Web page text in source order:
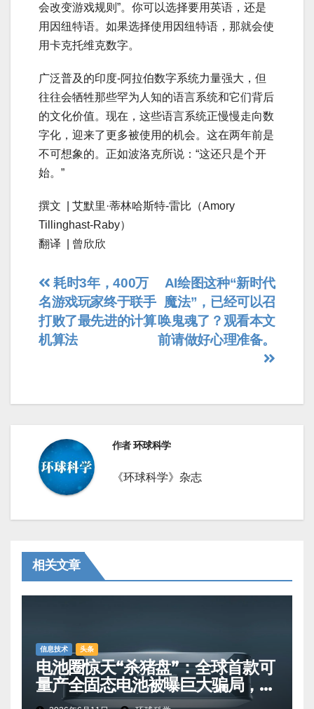
会改变游戏规则”。你可以选择要用英语，还是
用因纽特语。如果选择使用因纽特语，那就会使
用卡克托维克数字。
广泛普及的印度-阿拉伯数字系统力量强大，但
往往会牺牲那些罕为人知的语言系统和它们背后
的文化价值。现在，这些语言系统正慢慢走向数
字化，迎来了更多被使用的机会。这在两年前是
不可想象的。正如波洛克所说：“这还只是个开
始。”
撰文 | 艾默里·蒂林哈斯特-雷比（Amory
Tillinghast-Raby）
翻译 | 曾欣欣
文
章
导
AI绘图这种“新时代
魔法”，已经可以召
唤鬼魂了？观看本文
前请做好心理准备。
耗时3年，400万
名游戏玩家终于联手
打败了最先进的计算
机算法
作者环球科学
《环球科学》杂志
相关文章
信息技术 头条
电池圈惊天“杀猪盘”：全球首款可
量产全固态电池被曝巨大骗局，卷
走散户上千万美元